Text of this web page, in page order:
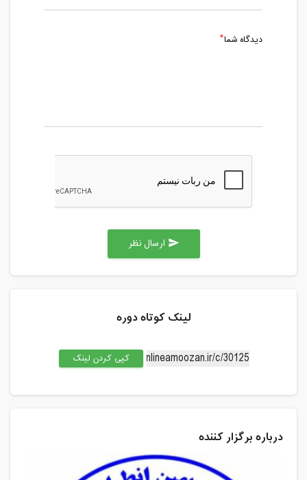
دیدگاه شما
send
لینک کوتاه دوره
کپی کردن لینک
درباره برگزار کننده